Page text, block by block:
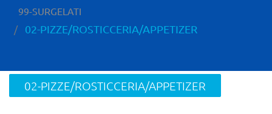
99-SURGELATI
02-PIZZE/ROSTICCERIA/APPETIZER
02-PIZZE/ROSTICCERIA/APPETIZER